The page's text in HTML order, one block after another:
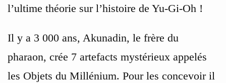
l’ultime théorie sur l’histoire de Yu-Gi-Oh !
Il y a 3 000 ans, Akunadin, le frère du
pharaon, crée 7 artefacts mystérieux appelés
les Objets du Millénium. Pour les concevoir il